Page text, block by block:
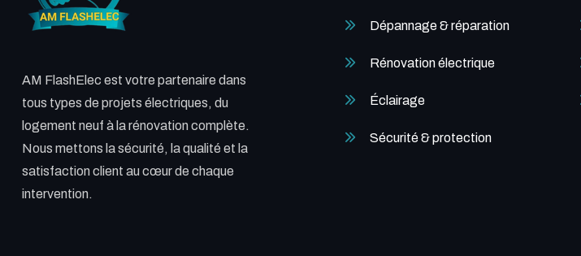
AM FlashElec est votre partenaire dans
tous types de projets électriques, du
logement neuf à la rénovation complète.
Nous mettons la sécurité, la qualité et la
satisfaction client au cœur de chaque
intervention.
Dépannage & réparation
Rénovation électrique
Éclairage
Sécurité & protection